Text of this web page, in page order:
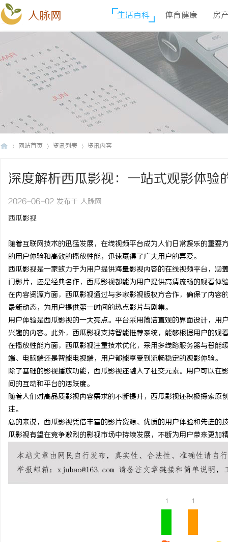
人脉网 生活百科 体育健康 房
网站首页 资讯列表 资讯内容
深度解析西瓜影视：一站式观影体验
2026-06-02 发布于 人脉网
西瓜影视
随着互联网技术的迅猛发展，在线视频平台成为人们日常娱乐的重
的用户体验和高效的播放性能，迅速赢得了广大用户的喜爱。
西瓜影视是一家致力于为用户提供海量影视内容的在线视频平台，
门影片，还是经典名作，西瓜影视都能为用户提供高清流畅的观看体
在内容资源方面，西瓜影视通过与多家影视版权方合作，确保了内
最新动态，为用户提供第一时间的热点影片与剧集。
用户体验是西瓜影视的一大亮点。平台采用简洁直观的界面设计，
兴趣的内容。此外，西瓜影视支持智能推荐系统，能够根据用户的观
在播放性能方面，西瓜影视注重技术优化，采用多线路服务器与智
端、电脑端还是智能电视端，用户都能享受到流畅稳定的观影体验。
除了基础的影视播放功能，西瓜影视还融入了社交元素。用户可以
间的互动和平台的活跃度。
随着人们对高品质影视内容需求的不断提升，西瓜影视还积极探索
注。
总的来说，西瓜影视凭借丰富的影片资源、优质的用户体验和先进
瓜影视有望在竞争激烈的影视市场中持续发展，不断为用户带来更加
1 1
防坠落垂直生命线在高